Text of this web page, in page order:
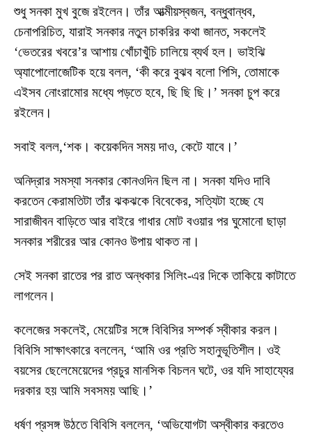
শুধু সনকা মুখ বুজে রইলেন। তাঁর আত্মীয়স্বজন, বন্ধুবান্ধব,
চেনাপরিচিত, যারাই সনকার নতুন চাকরির কথা জানত, সকলেই
‘ভেতরের খবরে’র আশায় খোঁচাখুঁচি চালিয়ে ব্যর্থ হল। ভাইঝি
অ্যাপোলোজেটিক হয়ে বলল, ‘কী করে বুঝব বলো পিসি, তোমাকে
এইসব নোংরামোর মধ্যে পড়তে হবে, ছি ছি ছি।’ সনকা চুপ করে
রইলেন।
সবাই বলল,‘শক। কয়েকদিন সময় দাও, কেটে যাবে।’
অনিদ্রার সমস্যা সনকার কোনওদিন ছিল না। সনকা যদিও দাবি
করতেন কেরামতিটা তাঁর ঝকঝকে বিবেকের, সত্যিটা হচ্ছে যে
সারাজীবন বাড়িতে আর বাইরে গাধার মোট বওয়ার পর ঘুমোনো ছাড়া
সনকার শরীরের আর কোনও উপায় থাকত না।
সেই সনকা রাতের পর রাত অন্ধকার সিলিং-এর দিকে তাকিয়ে কাটাতে
লাগলেন।
কলেজের সকলেই, মেয়েটির সঙ্গে বিবিসির সম্পর্ক স্বীকার করল।
বিবিসি সাক্ষাৎকারে বললেন, ‘আমি ওর প্রতি সহানুভূতিশীল। ওই
বয়সের ছেলেমেয়েদের প্রচুর মানসিক বিচলন ঘটে, ওর যদি সাহায্যের
দরকার হয় আমি সবসময় আছি।’
ধর্ষণ প্রসঙ্গ উঠতে বিবিসি বললেন, ‘অভিযোগটা অস্বীকার করতেও